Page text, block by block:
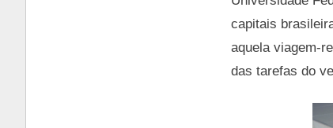
capitais
aquela viagem-
das tarefas do